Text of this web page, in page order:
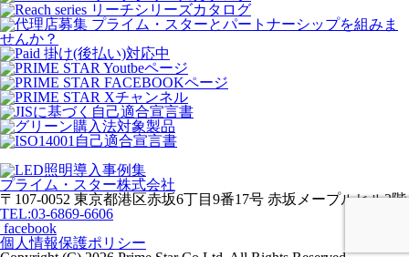
プライム・スター株式会社
〒107-0052 東京都港区赤坂6丁目9番17号 赤坂メープルヒル2階
TEL:03-6869-6606
facebook
個人情報保護ポリシー